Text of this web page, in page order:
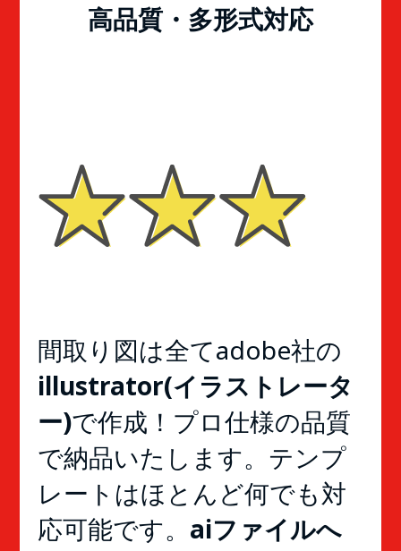
高品質・多形式対応
間取り図は全てadobe社の
illustrator(イラストレータ
ー)で作成！プロ仕様の品質
で納品いたします。テンプ
レートはほとんど何でも対
応可能です。 aiファイルへ